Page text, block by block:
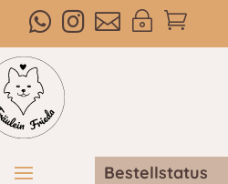

~



Bestellstatus